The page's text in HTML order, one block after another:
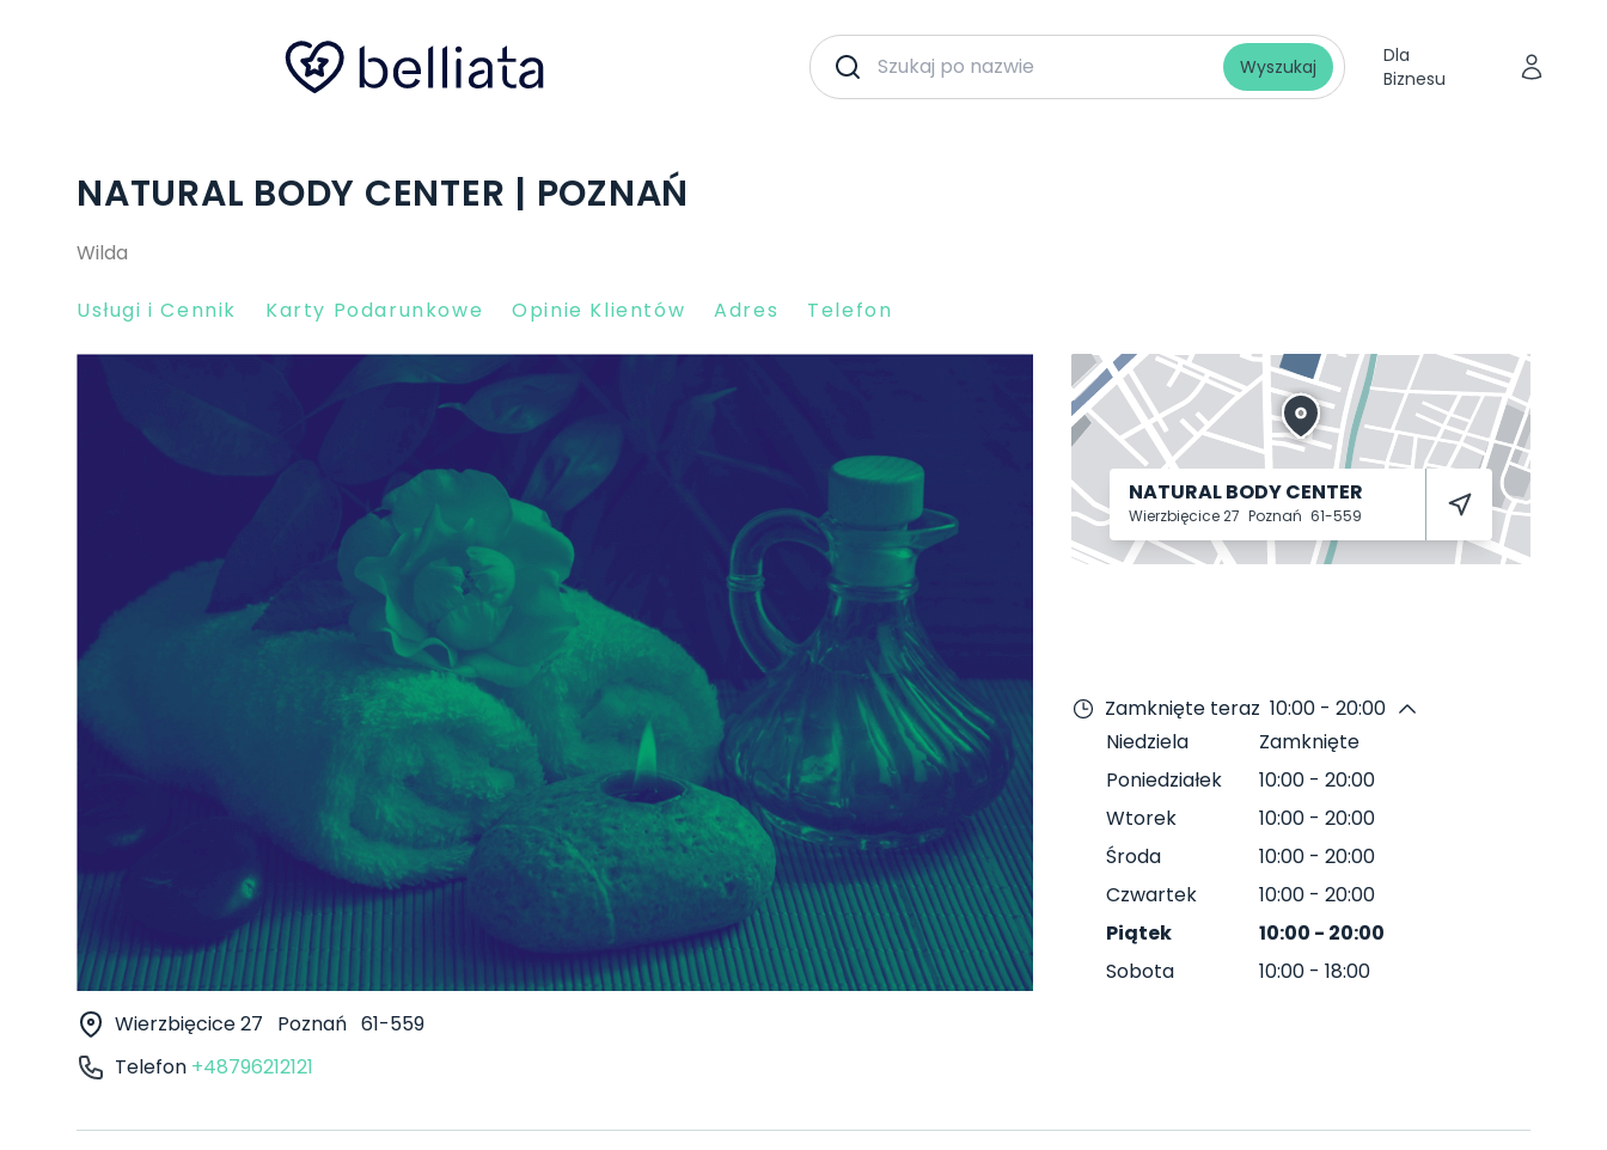
Wyszukaj
Dla
Biznesu
NATURAL BODY CENTER | POZNAŃ
Wilda
Usługi i Cennik Karty Podarunkowe Opinie Klientów Adres Telefon
Wierzbięcice 27 Poznań 61-559
Telefon +48796212121
NATURAL BODY CENTER
Wierzbięcice 27 Poznań 61-559
Zamknięte teraz 10:00 - 20:00
Niedziela
Zamknięte
Poniedziałek
10:00 - 20:00
Wtorek
10:00 - 20:00
Środa
10:00 - 20:00
Czwartek
10:00 - 20:00
Piątek
10:00 - 20:00
Sobota
10:00 - 18:00